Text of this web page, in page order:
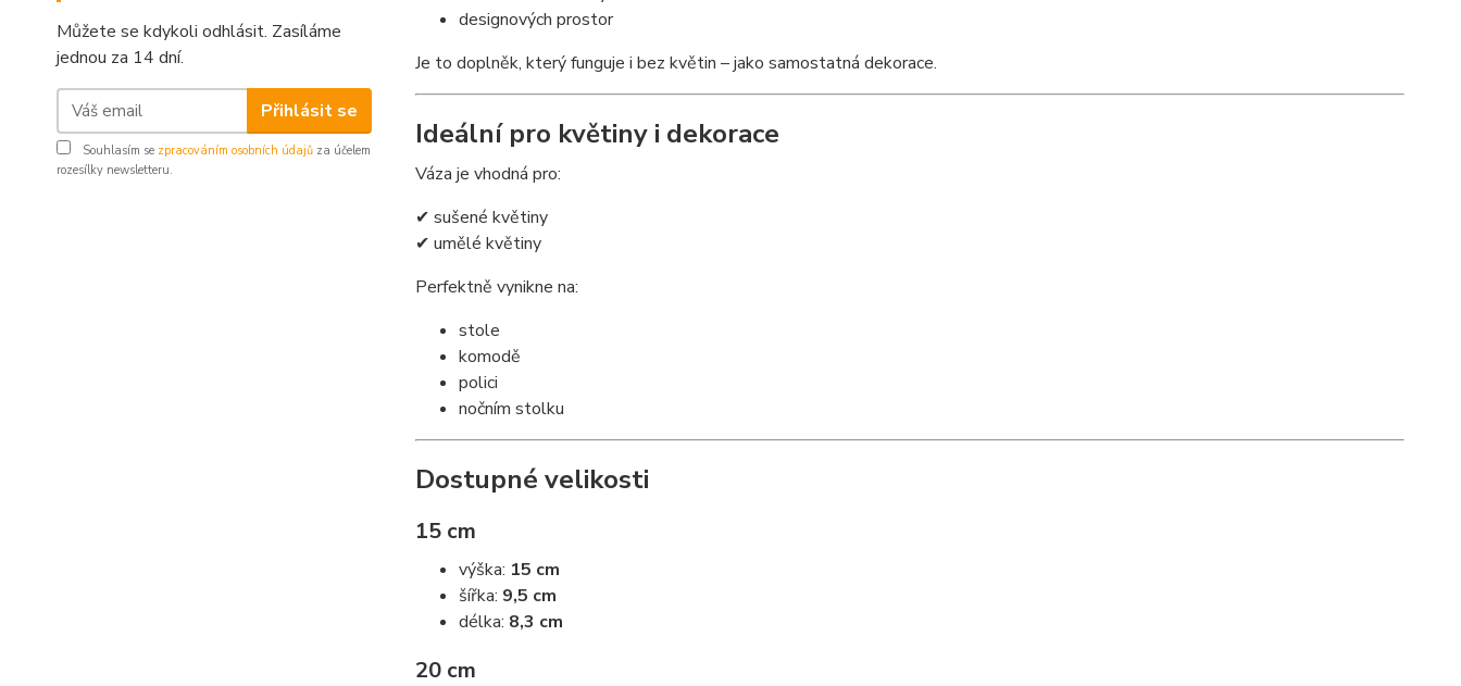
Můžete se kdykoli odhlásit. Zasíláme
jednou za 14 dní.
Přihlásit se
Souhlasím se zpracováním osobních údajů za účelem
rozesílky newsletteru.
designových prostor
Je to doplněk, který funguje i bez květin – jako samostatná dekorace.
Ideální pro květiny i dekorace
Váza je vhodná pro:
✔ sušené květiny
✔ umělé květiny
Perfektně vynikne na:
stole
komodě
polici
nočním stolku
Dostupné velikosti
15 cm
výška: 15 cm
šířka: 9,5 cm
délka: 8,3 cm
20 cm